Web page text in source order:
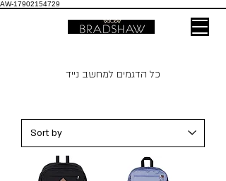
AW-17902154729
כל הדגמים למחשב נייד